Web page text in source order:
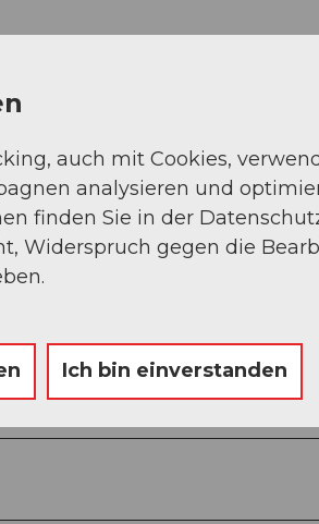
auch mit Cookies,
analysieren und
finden Sie in der
Widerspruch gegen die
Ich bin einverstanden